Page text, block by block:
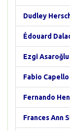
Dudley
Édouard
Ezgi Asaroğlu
Fabio Capello
Fernando
Frances Ann